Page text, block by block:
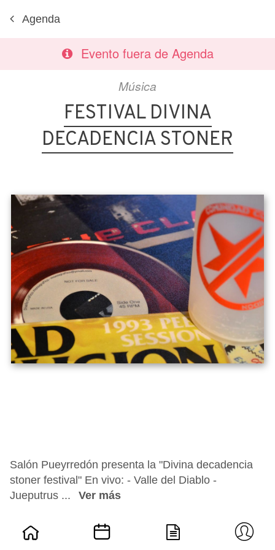
Agenda
Evento fuera de Agenda
Música
FESTIVAL DIVINA
DECADENCIA STONER
Salón Pueyrredón presenta la "Divina decadencia
stoner festival" En vivo: - Valle del Diablo -
Jueputrus ...
Ver más